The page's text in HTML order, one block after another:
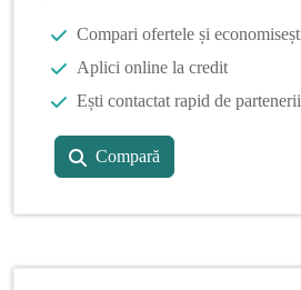
Compari ofertele și
Aplici online la credit
Ești contactat rapid de
Compară